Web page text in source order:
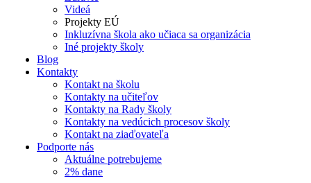
Videá
Projekty EÚ
Inkluzívna škola ako učiaca sa organizácia
Iné projekty školy
Blog
Kontakty
Kontakt na školu
Kontakty na učiteľov
Kontakty na Rady školy
Kontakty na vedúcich procesov školy
Kontakt na ziaďovateľa
Podporte nás
Aktuálne potrebujeme
2% dane